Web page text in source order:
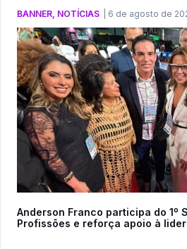
BANNER NOTÍCIAS 6 de agosto de
Anderson Franco participa do 1º
Profissões e reforça apoio à